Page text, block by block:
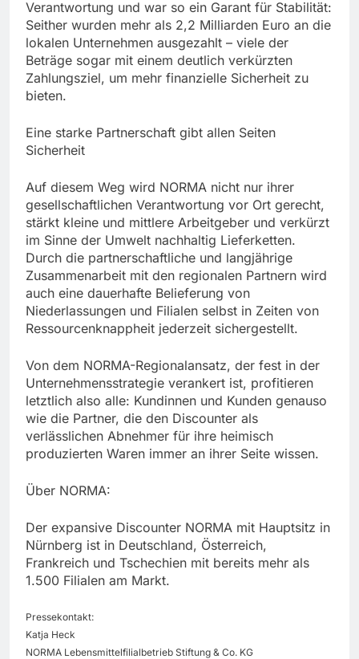
Verantwortung und war so ein Garant für Stabilität:
Seither wurden mehr als 2,2 Milliarden Euro an die
lokalen Unternehmen ausgezahlt – viele der
Beträge sogar mit einem deutlich verkürzten
Zahlungsziel, um mehr finanzielle Sicherheit zu
bieten.
Eine starke Partnerschaft gibt allen Seiten
Sicherheit
Auf diesem Weg wird NORMA nicht nur ihrer
gesellschaftlichen Verantwortung vor Ort gerecht,
stärkt kleine und mittlere Arbeitgeber und verkürzt
im Sinne der Umwelt nachhaltig Lieferketten.
Durch die partnerschaftliche und langjährige
Zusammenarbeit mit den regionalen Partnern wird
auch eine dauerhafte Belieferung von
Niederlassungen und Filialen selbst in Zeiten von
Ressourcenknappheit jederzeit sichergestellt.
Von dem NORMA-Regionalansatz, der fest in der
Unternehmensstrategie verankert ist, profitieren
letztlich also alle: Kundinnen und Kunden genauso
wie die Partner, die den Discounter als
verlässlichen Abnehmer für ihre heimisch
produzierten Waren immer an ihrer Seite wissen.
Über NORMA:
Der expansive Discounter NORMA mit Hauptsitz in
Nürnberg ist in Deutschland, Österreich,
Frankreich und Tschechien mit bereits mehr als
1.500 Filialen am Markt.
Pressekontakt:
Katja Heck
NORMA Lebensmittelfilialbetrieb Stiftung & Co. KG